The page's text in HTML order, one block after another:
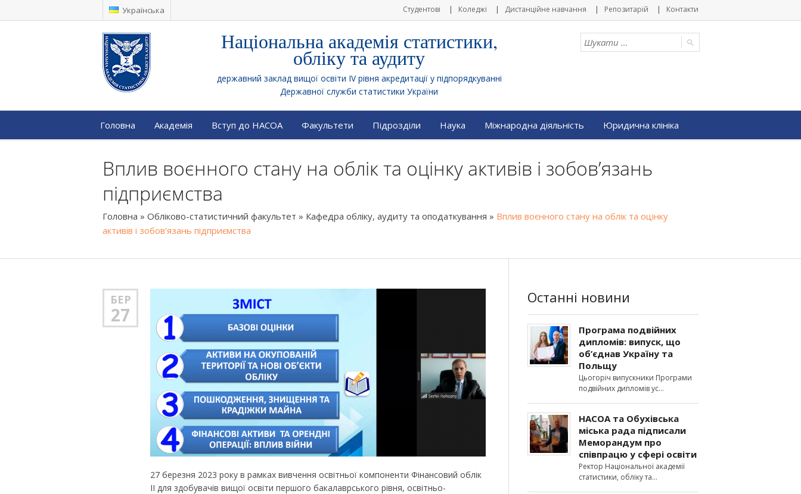
Українська Студентові Коледжі Дистанційне навчання Репозитарій Контакти
Національна академія статистики,
обліку та аудиту
державний заклад вищої освіти IV рівня акредитації у підпорядкуванні
Державної служби статистики України
Головна Академія Вступ до НАСОА Факультети Підрозділи Наука Міжнародна діяльність Юридична клініка
Вплив воєнного стану на облік та оцінку активів і зобов’язань
підприємства
Головна » Обліково-статистичний факультет » Кафедра обліку, аудиту та оподаткування » Вплив воєнного стану на облік та оцінку
активів і зобов’язань підприємства
БЕР
27
27 березня 2023 року в рамках вивчення освітньої компоненти Фінансовий облік
ІІ для здобувачів вищої освіти першого бакалаврського рівня, освітньо-
Останні новини
Програма подвійних
дипломів: випуск, що
об’єднав Україну та
Польщу
Цьогоріч випускники Програми
подвійних дипломів ус
НАСОА та Обухівська
міська рада підписали
Меморандум про
співпрацю у сфері освіти
Ректор Національної академії
статистики, обліку та